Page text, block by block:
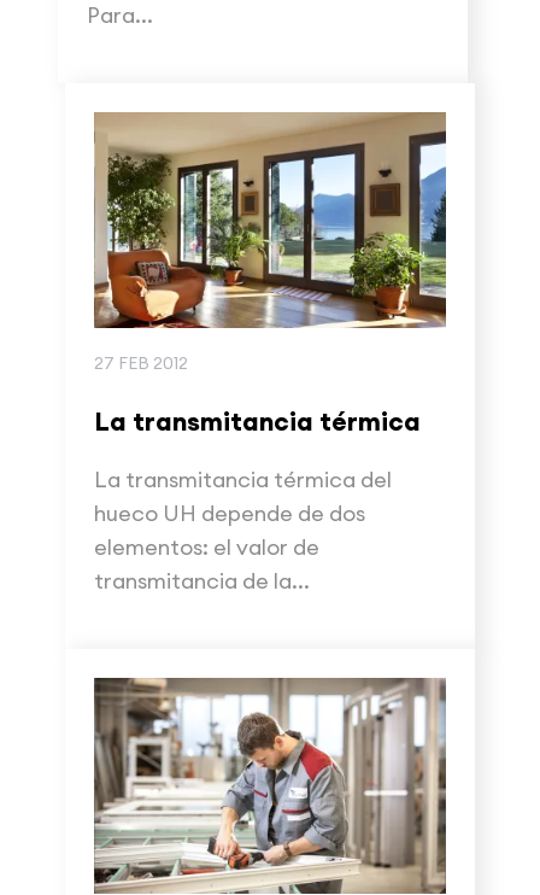
Para...
27 FEB 2012
La transmitancia térmica
La transmitancia térmica del
hueco UH depende de dos
elementos: el valor de
transmitancia de la...